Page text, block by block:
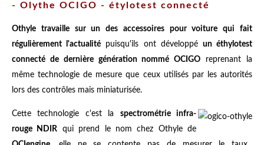
- Olythe OCIGO - étylotest connecté
Othyle travaille sur un des accessoires pour voiture qui fait
régulièrement l'actualité puisqu'ils ont développé un éthylotest
connecté de dernière génération nommé OCIGO reprenant la
même technologie de mesure que ceux utilisés par les autorités
lors des contrôles mais miniaturisée.
Cette technologie c'est la spectrométrie infra-
rouge NDIR qui prend le nom chez Othyle de